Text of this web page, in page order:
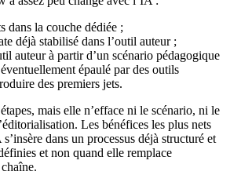
dans la couche dédiée ;
déjà stabilisé dans l’outil auteur ;
auteur à partir d’un scénario pédagogique
épaulé par des outils
des premiers jets.
mais elle n’efface ni le scénario, ni le
Les bénéfices les plus nets
dans un processus déjà structuré et
et non quand elle remplace